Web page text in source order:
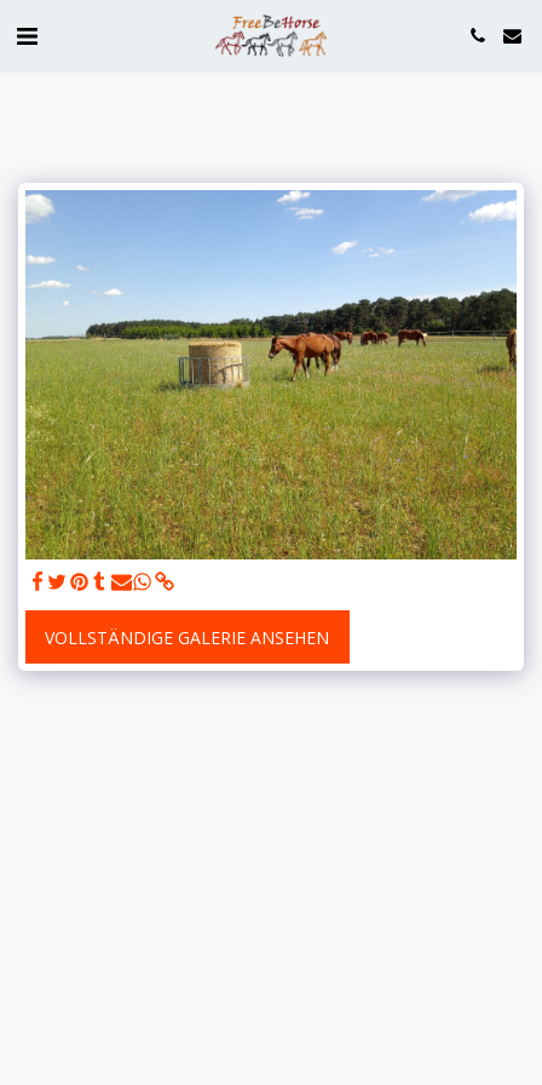
VOLLSTÄNDIGE GALERIE ANSEHEN